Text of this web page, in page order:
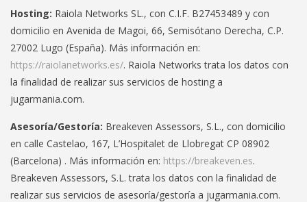
Hosting: Raiola Networks SL., con C.I.F. B27453489 y con
domicilio en Avenida de Magoi, 66, Semisótano Derecha, C.P.
27002 Lugo (España). Más información en:
https://raiolanetworks.es/. Raiola Networks trata los datos con
la finalidad de realizar sus servicios de hosting a
jugarmania.com.
Asesoría/Gestoría: Breakeven Assessors, S.L., con domicilio
en calle Castelao, 167, L’Hospitalet de Llobregat CP 08902
(Barcelona) . Más información en: https://breakeven.es.
Breakeven Assessors, S.L. trata los datos con la finalidad de
realizar sus servicios de asesoría/gestoría a jugarmania.com.